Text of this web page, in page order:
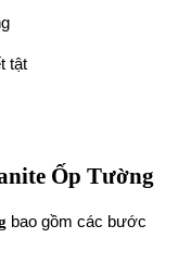
tật
Ốp Tường
bao gồm các bước